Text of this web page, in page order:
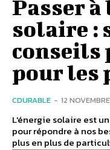
Passer à
solaire :
conseils
pour les
CDURABLE - 12
L'énergie solaire est
pour répondre à nos
plus en plus de